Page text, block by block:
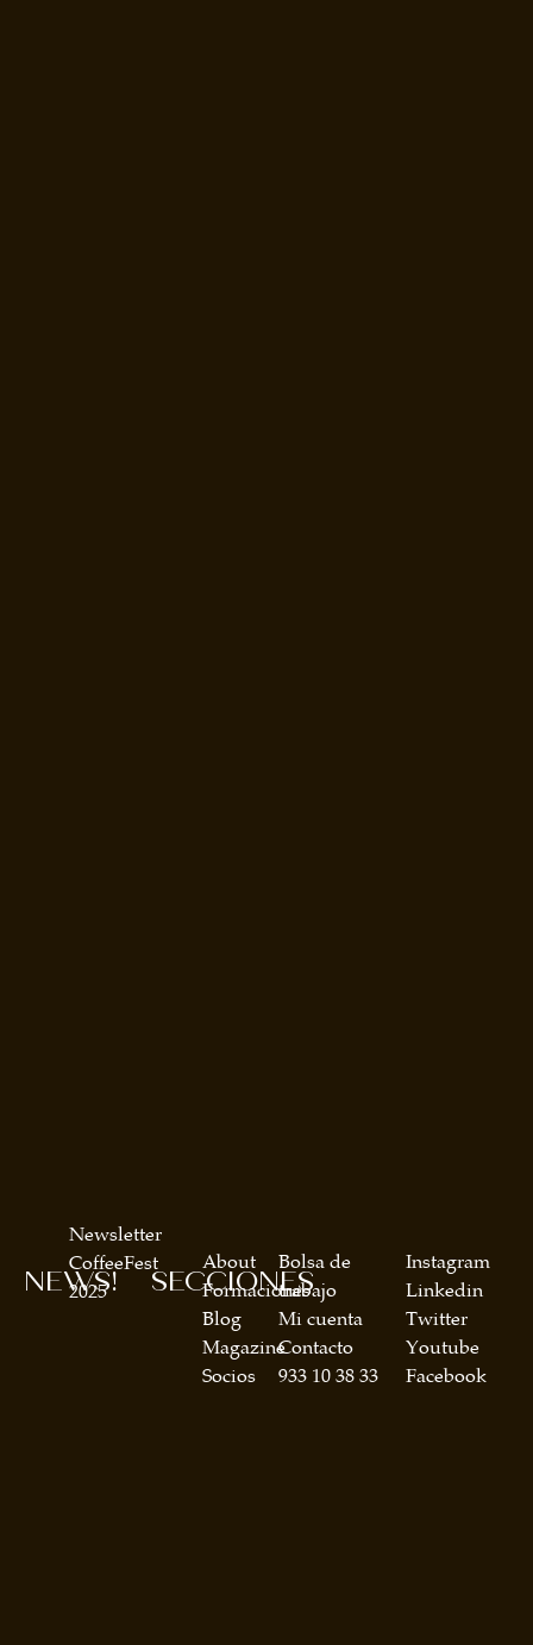
SECCIONES
About
Formaciones
Blog
Magazine
Socios
Bolsa de
trabajo
Mi cuenta
Contacto
933 10 38 33
NEWS!
Newsletter
CoffeeFest
2025
Instagram
Linkedin
Twitter
Youtube
Facebook